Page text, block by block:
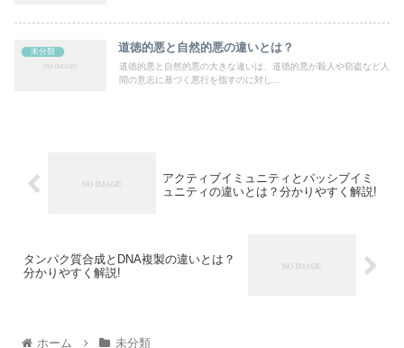
未分類 道徳的悪と自然的悪の違いとは？
道徳的悪と自然的悪の大きな違いは、道徳的悪が殺人や窃盗など人
間の意志に基づく悪行を指すのに対し...
アクティブイミュニティとパッシブイミ
ュニティの違いとは？分かりやすく解説!
タンパク質合成とDNA複製の違いとは？
分かりやすく解説!
ホーム 未分類